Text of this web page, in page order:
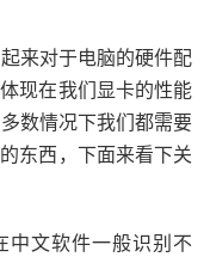
来对于电脑的硬件配
现在我们显卡的性能
数情况下我们都需要
东西，下面来看下关
中文软件一般识别不